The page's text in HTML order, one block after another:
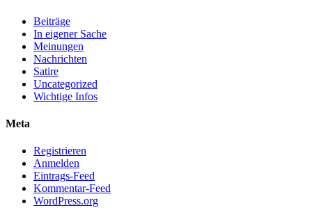
Beiträge
In eigener Sache
Meinungen
Nachrichten
Satire
Uncategorized
Wichtige Infos
Meta
Registrieren
Anmelden
Eintrags-Feed
Kommentar-Feed
WordPress.org